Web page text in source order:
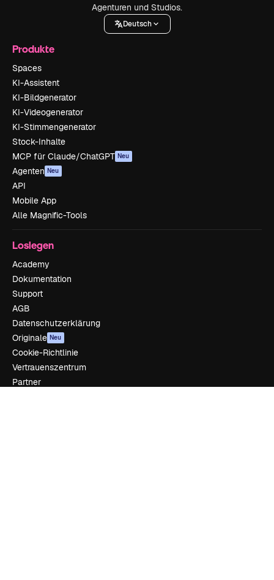
Agenturen und Studios.
Deutsch
Produkte
Spaces
KI-Assistent
KI-Bildgenerator
KI-Videogenerator
KI-Stimmengenerator
Stock-Inhalte
MCP für Claude/ChatGPT Neu
Agenten Neu
API
Mobile App
Alle Magnific-Tools
Loslegen
Academy
Dokumentation
Support
AGB
Datenschutzerklärung
Originale Neu
Cookie-Richtlinie
Vertrauenszentrum
Partner